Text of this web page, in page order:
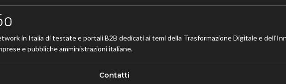
in Italia di testate e portali B2B dedicati ai temi della Trasformazione Digitale e
e pubbliche amministrazioni italiane.
Contatti